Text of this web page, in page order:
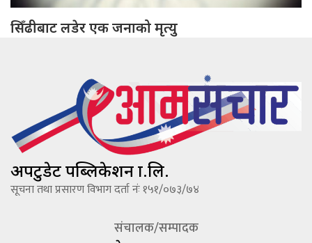
सिँढीबाट लडेर एक जनाको मृत्यु
अपटुडेट पब्लिकेशन प्रा.लि.
सूचना तथा प्रसारण विभाग दर्ता नंः १५१/०७३/७४
संचालक/सम्पादक